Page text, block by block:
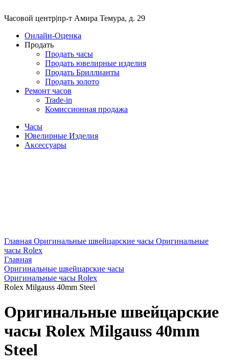
Часовой центр|пр-т Амира Темура, д. 29
Онлайн-Оценка
Продать
Продать часы
Продать ювелирные изделия
Продать Бриллианты
Продать золото
Ремонт часов
Trade-in
Комиссионная продажа
Часы
Ювелирные Изделия
Аксессуары
Главная Оригинальные швейцарские часы Оригинальные
часы Rolex
Главная
Оригинальные швейцарские часы
Оригинальные часы Rolex
Rolex Milgauss 40mm Steel
Оригинальные швейцарские
часы Rolex Milgauss 40mm
Steel